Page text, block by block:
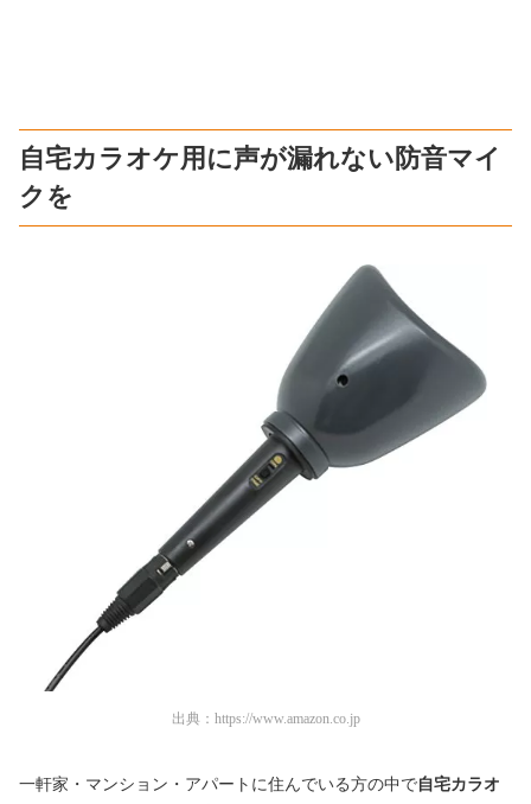
自宅カラオケ用に声が漏れない防音マイ
クを
出典： https://www.amazon.co.jp
一軒家・マンション・アパートに住んでいる方の中で自宅カラオ